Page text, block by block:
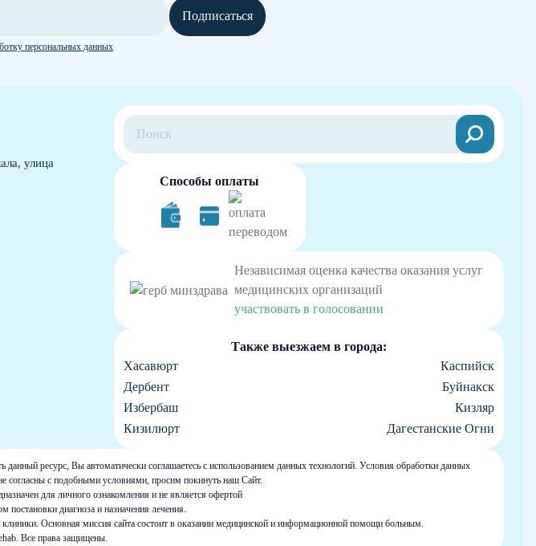
Подписаться
персональных данных
улица
Способы оплаты
Независимая оценка качества оказания услуг
медицинских организаций
участвовать в голосовании
Также выезжаем в города:
Хасавюрт
Каспийск
Дербент
Буйнакск
Избербаш
Кизляр
Кизилюрт
Дагестанские Огни
ресурс, Вы автоматически соглашаетесь с использованием данных технологий. Условия обработки данных
согласны с подобными условиями, просим покинуть наш Сайт.
для личного ознакомления и не является офертой
диагноза и назначения лечения.
Основная миссия сайта состоит в оказании медицинской и информационной помощи больным.
Все права защищены.